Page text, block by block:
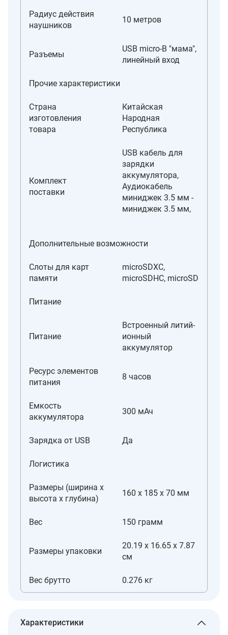
Радиус действия
наушников
10 метров
Разъемы
USB micro-B "мама",
линейный вход
Прочие характеристики
Страна
изготовления
товара
Китайская
Народная
Республика
Комплект
поставки
USB кабель для
зарядки
аккумулятора,
Аудиокабель
миниджек 3.5 мм -
миниджек 3.5 мм,
Дополнительные возможности
Слоты для карт
памяти
microSDXC,
microSDHC, microSD
Питание
Питание
Встроенный литий-
ионный
аккумулятор
Ресурс элементов
питания
8 часов
Емкость
аккумулятора
300 мАч
Зарядка от USB Да
Логистика
Размеры (ширина x
высота x глубина)
160 х 185 х 70 мм
Вес 150 грамм
Размеры упаковки
20.19 x 16.65 x 7.87
см
Вес брутто 0.276 кг
Характеристики